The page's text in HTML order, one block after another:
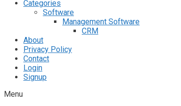
Categories
Software
Management Software
CRM
About
Privacy Policy
Contact
Login
Signup
Menu